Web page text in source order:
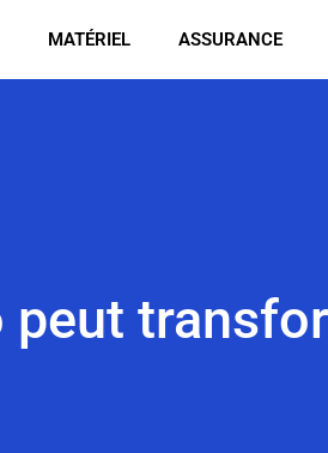
MATÉRIEL ASSURANCE
peut